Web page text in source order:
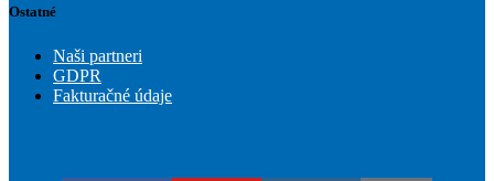
Ostatné
Naši partneri
GDPR
Fakturačné údaje